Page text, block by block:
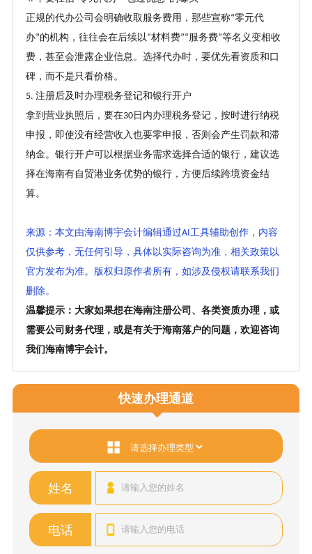
正规的代办公司会明确收取服务费用，那些宣称“零元代
办”的机构，往往会在后续以 “材料费”“ 服务费”等名义变相收
费，甚至会泄露企业信息。选择代办时，要优先看资质和口
碑，而不是只看价格。
5. 注册后及时办理税务登记和银行开户
拿到营业执照后，要在30日内办理税务登记，按时进行纳税
申报，即使没有经营收入也要零申报，否则会产生罚款和滞
纳金。银行开户可以根据业务需求选择合适的银行，建议选
择在海南有自贸港业务优势的银行，方便后续跨境资金结
算。
来源：本文由海南博宇会计编辑通过AI 工具辅助创作，内容
仅供参考，无任何引导，具体以实际咨询为准，相关政策以
官方发布为准。版权归原作者所有，如涉及侵权请联系我们
删除。
温馨提示：大家如果想在海南注册公司、各类资质办理，或
需要公司财务代理，或是有关于海南落户的问题，欢迎咨询
我们海南博宇会计。
快速办理通道
姓名
电话